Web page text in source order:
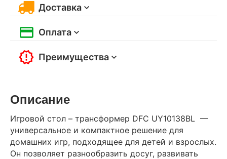
Доставка
Оплата
Преимущества
Описание
Игровой стол – трансформер DFC UY10138BL —
универсальное и компактное решение для
домашних игр, подходящее для детей и взрослых.
Он позволяет разнообразить досуг, развивать